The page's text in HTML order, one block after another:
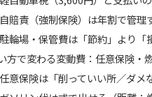
自賠責（強制保険）は年割で管理
駐輪場・保管費は「節約」より「
方で変わる変動費：任意保険・
任意保険は「削っていい所／ダメ